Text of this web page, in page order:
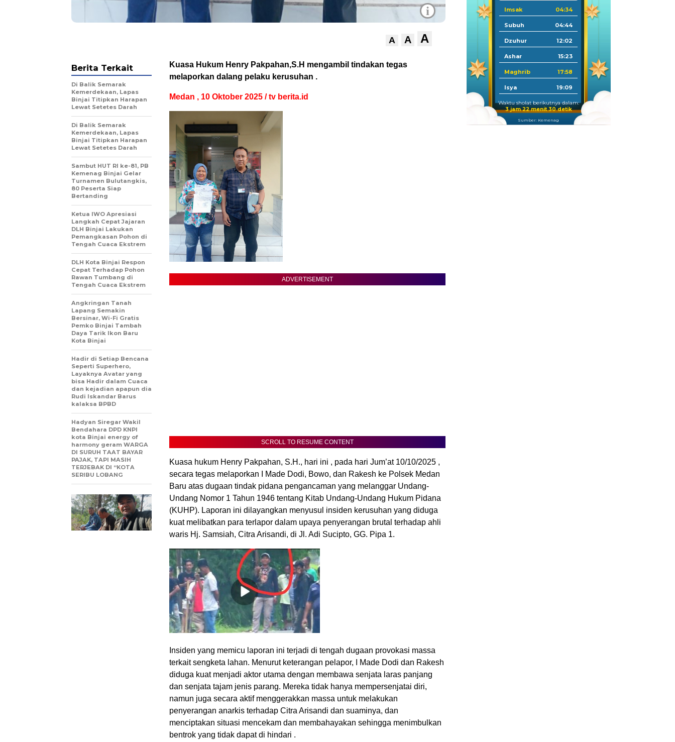
i
A A A
Kuasa Hukum Henry Pakpahan,S.H mengambil tindakan tegas
melaporkan dalang pelaku kerusuhan .
Medan , 10 Oktober 2025 / tv berita.id
ADVERTISEMENT
SCROLL TO RESUME CONTENT
Kuasa hukum Henry Pakpahan, S.H., hari ini , pada hari Jum’at 10/10/2025 ,
secara tegas melaporkan I Made Dodi, Bowo, dan Rakesh ke Polsek Medan
Baru atas dugaan tindak pidana pengancaman yang melanggar Undang-
Undang Nomor 1 Tahun 1946 tentang Kitab Undang-Undang Hukum Pidana
(KUHP). Laporan ini dilayangkan menyusul insiden kerusuhan yang diduga
kuat melibatkan para terlapor dalam upaya penyerangan brutal terhadap ahli
waris Hj. Samsiah, Citra Arisandi, di Jl. Adi Sucipto, GG. Pipa 1.
Insiden yang memicu laporan ini terjadi di tengah dugaan provokasi massa
terkait sengketa lahan. Menurut keterangan pelapor, I Made Dodi dan Rakesh
diduga kuat menjadi aktor utama dengan membawa senjata laras panjang
dan senjata tajam jenis parang. Mereka tidak hanya mempersenjatai diri,
namun juga secara aktif menggerakkan massa untuk melakukan
penyerangan anarkis terhadap Citra Arisandi dan suaminya, dan
menciptakan situasi mencekam dan membahayakan sehingga menimbulkan
bentrok yang tidak dapat di hindari .
Berita Terkait
Di Balik Semarak
Kemerdekaan, Lapas
Binjai Titipkan Harapan
Lewat Setetes Darah
Di Balik Semarak
Kemerdekaan, Lapas
Binjai Titipkan Harapan
Lewat Setetes Darah
Sambut HUT RI ke-81, PB
Kemenag Binjai Gelar
Turnamen Bulutangkis,
80 Peserta Siap
Bertanding
Ketua IWO Apresiasi
Langkah Cepat Jajaran
DLH Binjai Lakukan
Pemangkasan Pohon di
Tengah Cuaca Ekstrem
DLH Kota Binjai Respon
Cepat Terhadap Pohon
Rawan Tumbang di
Tengah Cuaca Ekstrem
Angkringan Tanah
Lapang Semakin
Bersinar, Wi-Fi Gratis
Pemko Binjai Tambah
Daya Tarik Ikon Baru
Kota Binjai
Hadir di Setiap Bencana
Seperti Superhero,
Layaknya Avatar yang
bisa Hadir dalam Cuaca
dan kejadian apapun dia
Rudi Iskandar Barus
kalaksa BPBD
Hadyan Siregar Wakil
Bendahara DPD KNPI
kota Binjai energy of
harmony geram WARGA
DI SURUH TAAT BAYAR
PAJAK, TAPI MASIH
TERJEBAK DI “KOTA
SERIBU LOBANG
Imsak 04:34
Subuh 04:44
Dzuhur 12:02
Ashar 15:23
Maghrib 17:58
Isya 19:09
Waktu sholat berikutnya dalam:
3 jam 22 menit 29 detik
Sumber: Kemenag